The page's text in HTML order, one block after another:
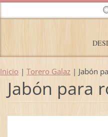
Inicio | Torero Galaz | Jabón
Jabón para